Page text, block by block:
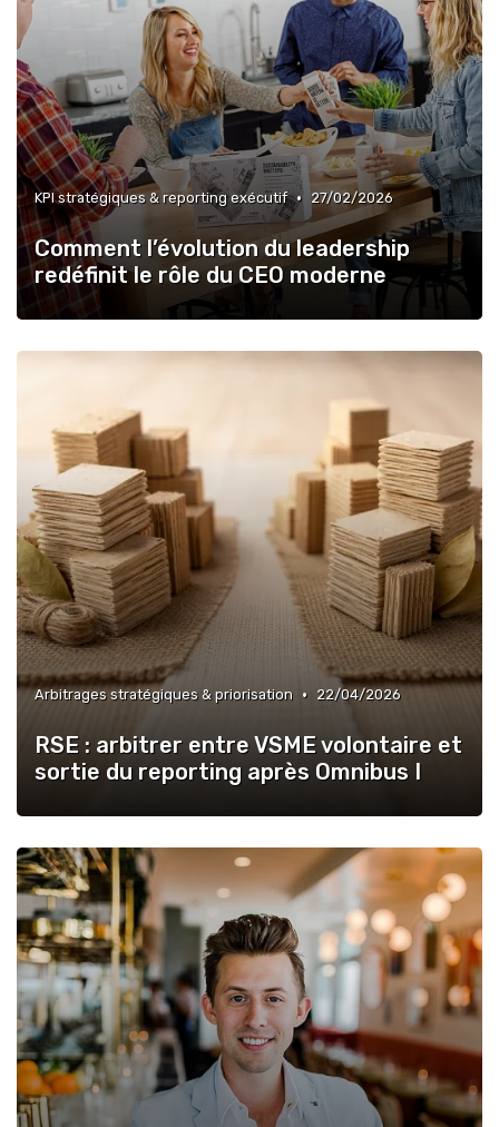
KPI stratégiques & reporting exécutif • 27/02/2026
Comment l’évolution du leadership
redéfinit le rôle du CEO moderne
Arbitrages stratégiques & priorisation • 22/04/2026
RSE : arbitrer entre VSME volontaire et
sortie du reporting après Omnibus I